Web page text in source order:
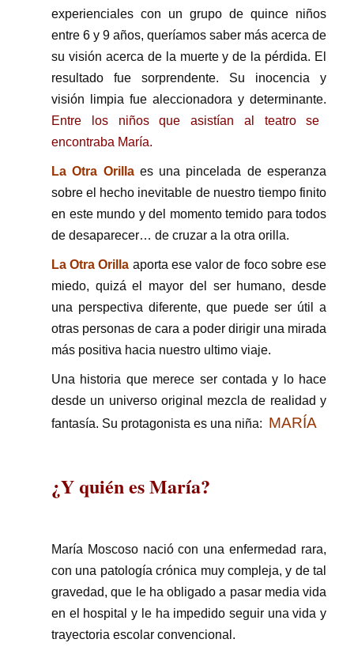
experienciales con un grupo de quince niños
entre 6 y 9 años, queríamos saber más acerca de
su visión acerca de la muerte y de la pérdida. El
resultado fue sorprendente. Su inocencia y
visión limpia fue aleccionadora y determinante.
Entre los niños que asistían al teatro se
encontraba María.
La Otra Orilla es una pincelada de esperanza
sobre el hecho inevitable de nuestro tiempo finito
en este mundo y del momento temido para todos
de desaparecer… de cruzar a la otra orilla.
La Otra Orilla aporta ese valor de foco sobre ese
miedo, quizá el mayor del ser humano, desde
una perspectiva diferente, que puede ser útil a
otras personas de cara a poder dirigir una mirada
más positiva hacia nuestro ultimo viaje.
Una historia que merece ser contada y lo hace
desde un universo original mezcla de realidad y
fantasía. Su protagonista es una niña: MARÍA
¿Y quién es María?
María Moscoso nació con una enfermedad rara,
con una patología crónica muy compleja, y de tal
gravedad, que le ha obligado a pasar media vida
en el hospital y le ha impedido seguir una vida y
trayectoria escolar convencional.